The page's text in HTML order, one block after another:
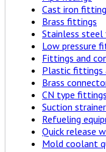
Cast iron
Brass fittings
Stainless
Low pressure
Fittings and
Plastic fittings
Brass
CN type fittings
Suction
Refueling
Quick release
Mold coolant